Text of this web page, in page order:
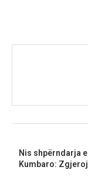
Nis shpërndarja
Kumbaro: